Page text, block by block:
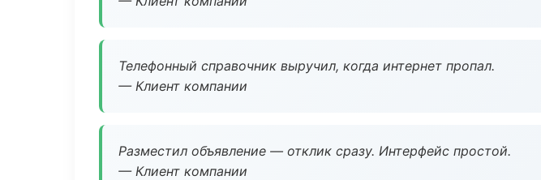
Телефонный справочник выручил, когда интернет пропал.
— Клиент компании
Разместил объявление — отклик сразу. Интерфейс простой.
— Клиент компании